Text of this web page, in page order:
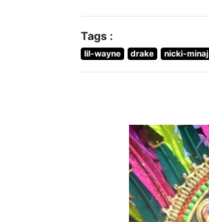
Tags :
lil-wayne drake nicki-minaj